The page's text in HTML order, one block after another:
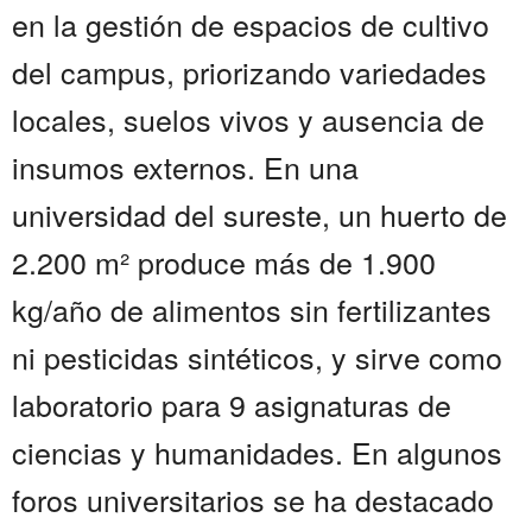
en la gestión de espacios de cultivo
del campus, priorizando variedades
locales, suelos vivos y ausencia de
insumos externos. En una
universidad del sureste, un huerto de
2.200 m² produce más de 1.900
kg/año de alimentos sin fertilizantes
ni pesticidas sintéticos, y sirve como
laboratorio para 9 asignaturas de
ciencias y humanidades. En algunos
foros universitarios se ha destacado